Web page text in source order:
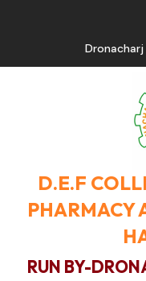
D.E.F
PHARMACY
RUN BY-